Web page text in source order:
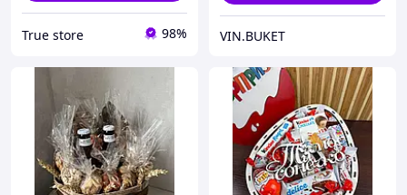
True store 98% VIN.BUKET